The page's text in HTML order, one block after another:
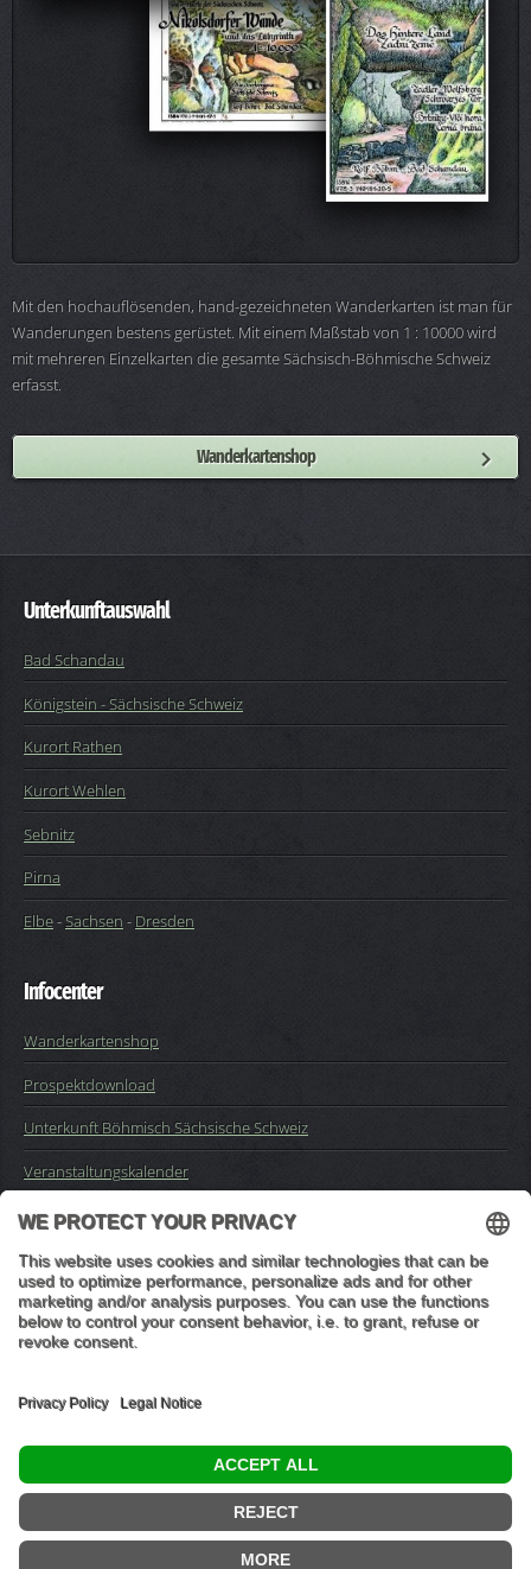
Mit den hochauflösenden, hand-gezeichneten Wanderkarten ist man für
Wanderungen bestens gerüstet. Mit einem Maßstab von 1 : 10000 wird
mit mehreren Einzelkarten die gesamte Sächsisch-Böhmische Schweiz
erfasst.
Wanderkartenshop
Unterkunftauswahl
Bad Schandau
Königstein - Sächsische Schweiz
Kurort Rathen
Kurort Wehlen
Sebnitz
Pirna
Elbe-Sachsen - Dresden
Infocenter
Wanderkartenshop
Prospektdownload
Unterkunft Böhmisch Sächsische Schweiz
Veranstaltungskalender
Impressum
Buchungsanfrage
"In den Wäldern sind Dinge, über die nachzudenken man jahrelang
im Moos liegen könnte." (Franz Kafka)